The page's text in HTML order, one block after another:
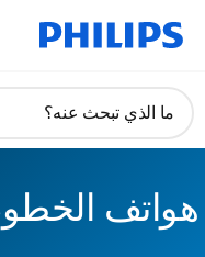
دعم
ما الذي تبحث عنه؟
هواتف